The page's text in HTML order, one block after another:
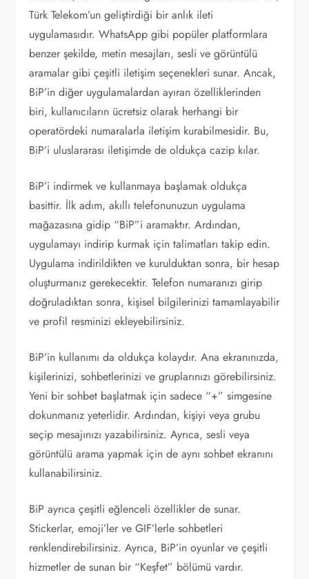
Türk Telekom’un geliştirdiği bir anlık ileti
uygulamasıdır. WhatsApp gibi popüler platformlara
benzer şekilde, metin mesajları, sesli ve görüntülü
aramalar gibi çeşitli iletişim seçenekleri sunar. Ancak,
BiP’in diğer uygulamalardan ayıran özelliklerinden
biri, kullanıcıların ücretsiz olarak herhangi bir
operatördeki numaralarla iletişim kurabilmesidir. Bu,
BiP’i uluslararası iletişimde de oldukça cazip kılar.
BiP’i indirmek ve kullanmaya başlamak oldukça
basittir. İlk adım, akıllı telefonunuzun uygulama
mağazasına gidip “BiP”i aramaktır. Ardından,
uygulamayı indirip kurmak için talimatları takip edin.
Uygulama indirildikten ve kurulduktan sonra, bir hesap
oluşturmanız gerekecektir. Telefon numaranızı girip
doğruladıktan sonra, kişisel bilgilerinizi tamamlayabilir
ve profil resminizi ekleyebilirsiniz.
BiP’in kullanımı da oldukça kolaydır. Ana ekranınızda,
kişilerinizi, sohbetlerinizi ve gruplarınızı görebilirsiniz.
Yeni bir sohbet başlatmak için sadece “+” simgesine
dokunmanız yeterlidir. Ardından, kişiyi veya grubu
seçip mesajınızı yazabilirsiniz. Ayrıca, sesli veya
görüntülü arama yapmak için de aynı sohbet ekranını
kullanabilirsiniz.
BiP ayrıca çeşitli eğlenceli özellikler de sunar.
Stickerlar, emoji’ler ve GIF’lerle sohbetleri
renklendirebilirsiniz. Ayrıca, BiP’in oyunlar ve çeşitli
hizmetler de sunan bir “Keşfet” bölümü vardır.